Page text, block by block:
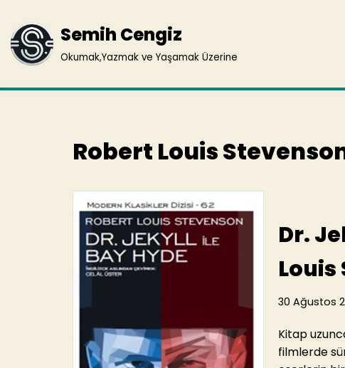
İçeriğe
geç
Semih Cengiz
Okumak,Yazmak ve Yaşamak Üzerine
Robert Louis
Dr.
Louis
30 Ağustos
Kitap
filmlerde